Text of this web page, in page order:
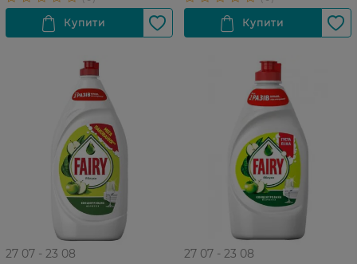
27 07 - 23 08
27 07 - 23 08